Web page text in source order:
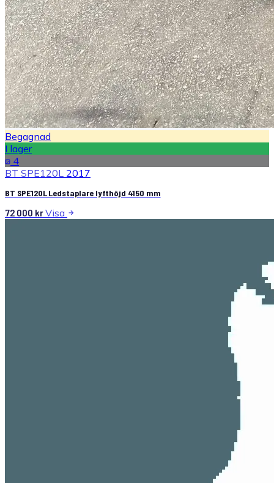
Begagnad
I lager
4
BT SPE120L 2017
BT SPE120L Ledstaplare lyfthöjd 4150 mm
72 000 krVisa